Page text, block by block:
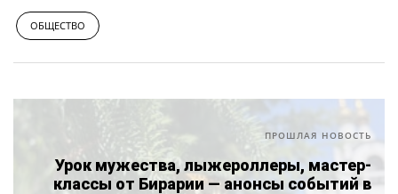
ОБЩЕСТВО
ПРОШЛАЯ НОВОСТЬ
Урок мужества, лыжероллеры, мастер-
классы от Бирарии — анонсы событий в